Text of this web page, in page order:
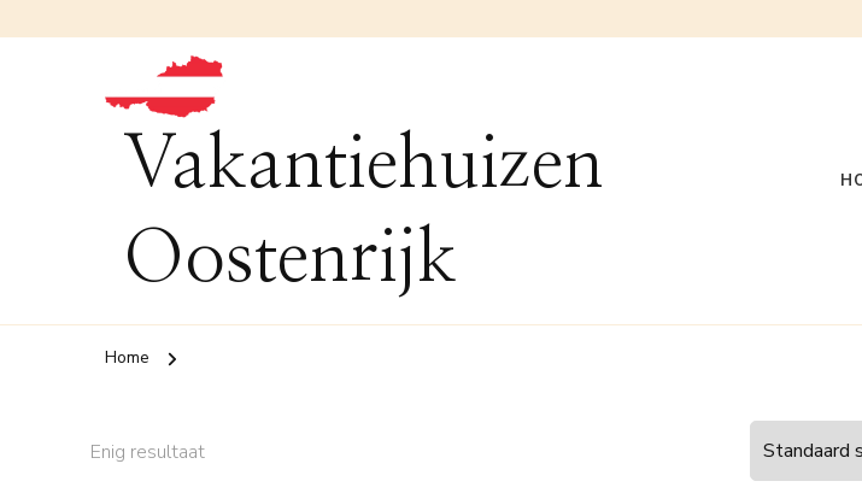
Vakantiehuizen
Oostenrijk
Home
Enig resultaat